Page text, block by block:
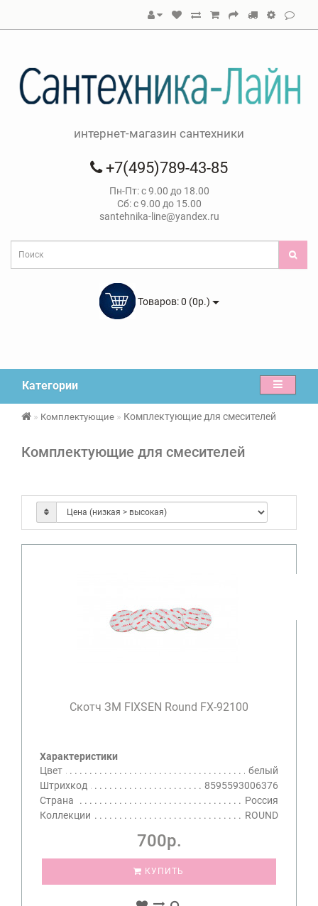
интернет-магазин сантехники
+7(495)789-43-85
Пн-Пт: с 9.00 до 18.00
Сб: с 9.00 до 15.00
santehnika-line@yandex.ru
Товаров: 0 (0р.)
Категории
Комплектующие Комплектующие для смесителей
Комплектующие для смесителей
Скотч ЗМ FIXSEN Round FX-92100
Характеристики
Цвет
белый
Штрихкод
8595593006376
Страна
Россия
Коллекции
ROUND
700р.
КУПИТЬ